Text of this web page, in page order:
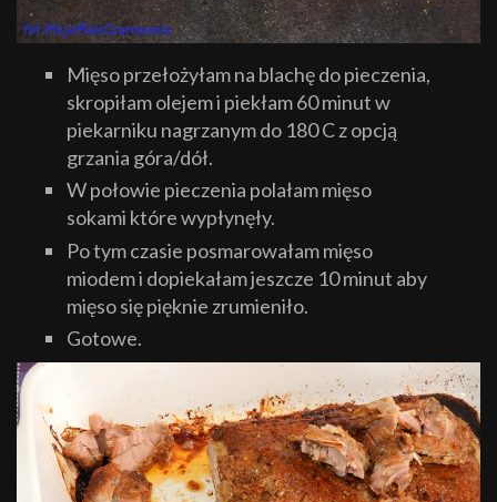
Mięso przełożyłam na blachę do pieczenia,
skropiłam olejem i piekłam 60 minut w
piekarniku nagrzanym do 180 C z opcją
grzania góra/dół.
W połowie pieczenia polałam mięso
sokami które wypłynęły.
Po tym czasie posmarowałam mięso
miodem i dopiekałam jeszcze 10 minut aby
mięso się pięknie zrumieniło.
Gotowe.